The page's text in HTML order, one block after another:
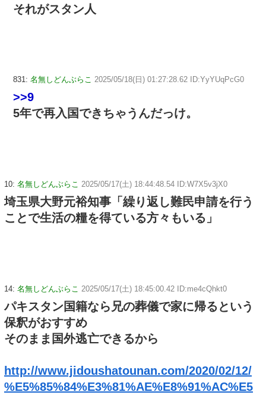
それがスタン人
831: 名無しどんぶらこ 2025/05/18(日) 01:27:28.62 ID:YyYUqPcG0
>>9
5年で再入国できちゃうんだっけ。
10: 名無しどんぶらこ 2025/05/17(土) 18:44:48.54 ID:W7X5v3jX0
埼玉県大野元裕知事「繰り返し難民申請を行う
ことで生活の糧を得ている方々もいる」
14: 名無しどんぶらこ 2025/05/17(土) 18:45:00.42 ID:me4cQhkt0
パキスタン国籍なら兄の葬儀で家に帰るという
保釈がおすすめ
そのまま国外逃亡できるから
http://www.jidoushatounan.com/2020/02/12/
%E5%85%84%E3%81%AE%E8%91%AC%E5